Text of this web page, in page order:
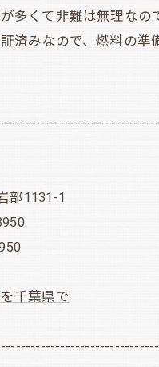
多くて非難は無理なの
済みなので、燃料の準
部1131-1
千葉県で